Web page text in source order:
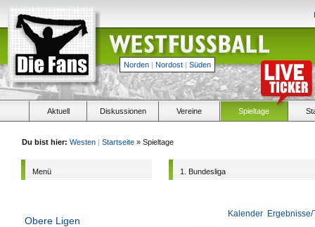
Norden | Nordost | Süden
Aktuell Diskussionen Vereine Spieltage
Du bist hier: Westen | Startseite » Spieltage
Menü
Obere Ligen
1. Bundesliga
Kalender